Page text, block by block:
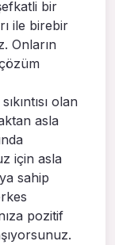
bir
ile birebir
Onların
olan
asla
için asla
sahip
pozitif